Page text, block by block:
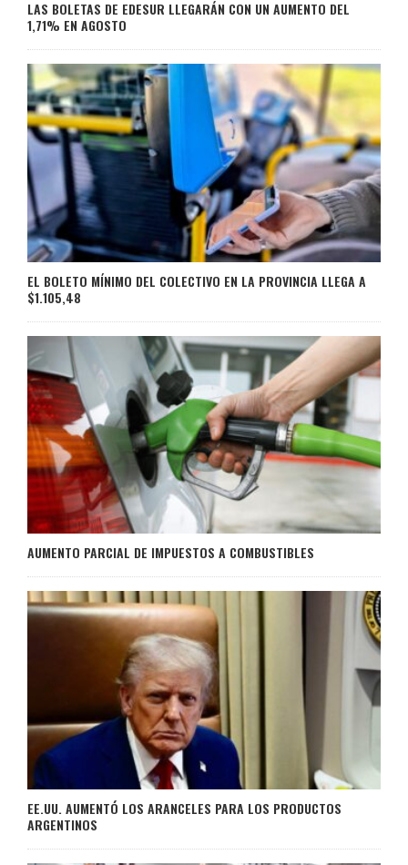
LAS BOLETAS DE EDESUR LLEGARÁN CON UN AUMENTO DEL
1,71% EN AGOSTO
EL BOLETO MÍNIMO DEL COLECTIVO EN LA PROVINCIA LLEGA A
$1.105,48
AUMENTO PARCIAL DE IMPUESTOS A COMBUSTIBLES
EE.UU. AUMENTÓ LOS ARANCELES PARA LOS PRODUCTOS
ARGENTINOS